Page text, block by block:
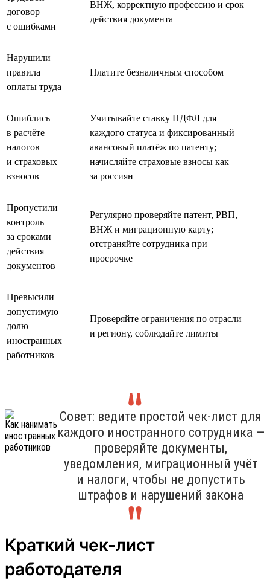
договор
с ошибками
ВНЖ, корректную профессию и срок
действия документа
Нарушили
правила
оплаты труда
Платите безналичным способом
Ошиблись
в расчёте
налогов
и страховых
взносов
Учитывайте ставку НДФЛ для
каждого статуса и фиксированный
авансовый платёж по патенту;
начисляйте страховые взносы как
за россиян
Пропустили
контроль
за сроками
действия
документов
Регулярно проверяйте патент, РВП,
ВНЖ и миграционную карту;
отстраняйте сотрудника при
просрочке
Превысили
допустимую
долю
иностранных
работников
Проверяйте ограничения по отрасли
и региону, соблюдайте лимиты
Совет: ведите простой чек-лист для
каждого иностранного сотрудника —
проверяйте документы,
уведомления, миграционный учёт
и налоги, чтобы не допустить
штрафов и нарушений закона
Краткий чек-лист
работодателя